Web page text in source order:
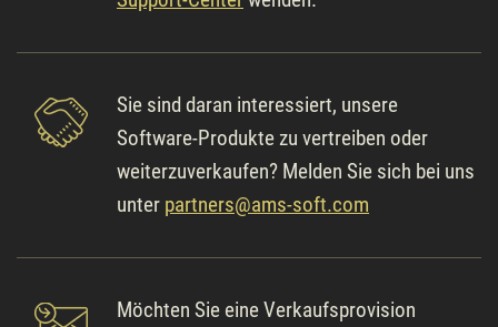
Sie sind daran interessiert, unsere
Software-Produkte zu vertreiben oder
weiterzuverkaufen? Melden Sie sich bei uns
unter partners@ams-soft.com
Möchten Sie eine Verkaufsprovision